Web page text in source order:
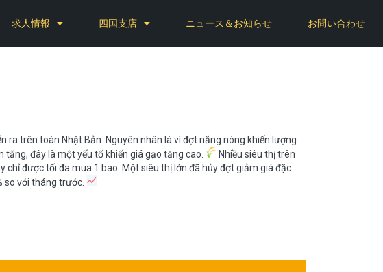
求人情報 四国支店 ニュース＆お知らせ お問い合わせ
ra trên toàn Nhật Bản. Nguyên nhân là vì đợt nắng nóng khiến lượng
đây là một yếu tố khiến giá gạo tăng cao.
Nhiều siêu thị trên
chỉ được tối đa mua 1 bao. Một siêu thị lớn đã hủy đợt giảm giá đặc
so với tháng trước.